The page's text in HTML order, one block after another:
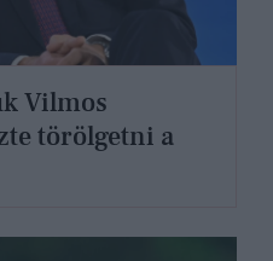
Vilmos
törölgetni a